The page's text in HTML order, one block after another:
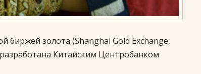
биржей золота (Shanghai Gold Exchange,
Китайским Центробанком